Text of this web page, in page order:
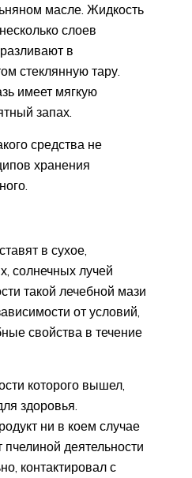
масле. Жидкость
слоев
в
стеклянную тару.
имеет мягкую
запах.
средства не
хранения
в сухое,
солнечных лучей
такой лечебной мази
от условий,
свойства в течение
которого вышел,
здоровья.
ни в коем случае
пчелиной деятельности
контактировал с